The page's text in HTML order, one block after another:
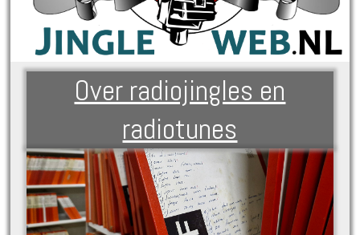
Over radiojingles en
radiotunes